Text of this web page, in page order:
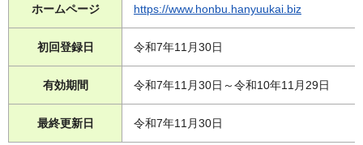
ホームページ https://www.honbu.hanyuukai.biz
初回登録日 令和7年11月30日
有効期間 令和7年11月30日～令和10年11月29日
最終更新日 令和7年11月30日